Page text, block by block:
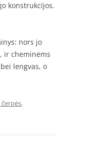
konstrukcijos.
nors jo
ir cheminėms
lengvas, o
,